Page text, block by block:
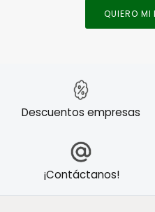
QUIERO MI
Descuentos empresas
¡Contáctanos!